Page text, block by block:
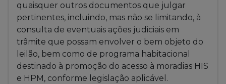
quaisquer outros documentos que julgar
pertinentes, incluindo, mas não se limitando, à
consulta de eventuais ações judiciais em
trâmite que possam envolver o bem objeto do
leilão, bem como de programa habitacional
destinado à promoção do acesso à moradias HIS
e HPM, conforme legislação aplicável.